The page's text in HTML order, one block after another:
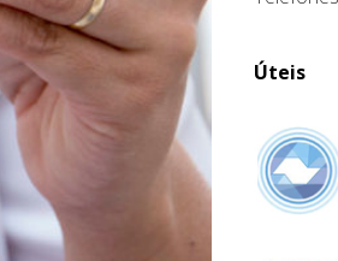
Úteis